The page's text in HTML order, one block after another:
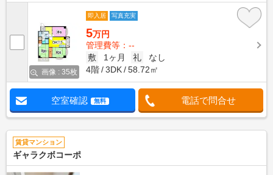
画像 : 35枚
即入居 写真充実
5万円
管理費等：--
敷
1ヶ月 礼
なし
4階
3DK 58.72㎡
空室確認 無料 電話で問合せ
賃貸マンション
ギャラクボコーポ